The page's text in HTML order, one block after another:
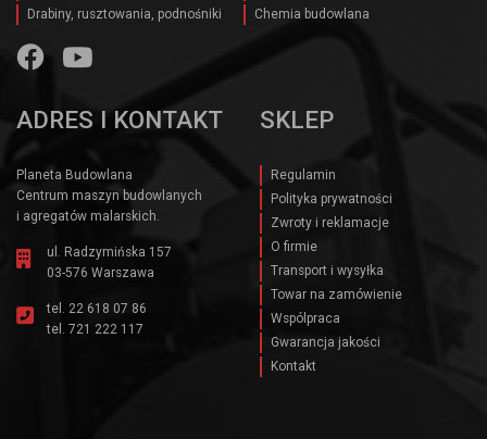
Drabiny, rusztowania, podnośniki
Chemia budowlana
ADRES I KONTAKT
Planeta Budowlana
Centrum maszyn budowlanych
i agregatów malarskich.
ul. Radzymińska 157
03-576 Warszawa
tel. 22 618 07 86
tel. 721 222 117
SKLEP
Regulamin
Polityka prywatności
Zwroty i reklamacje
O firmie
Transport i wysyłka
Towar na zamówienie
Wspólpraca
Gwarancja jakości
Kontakt